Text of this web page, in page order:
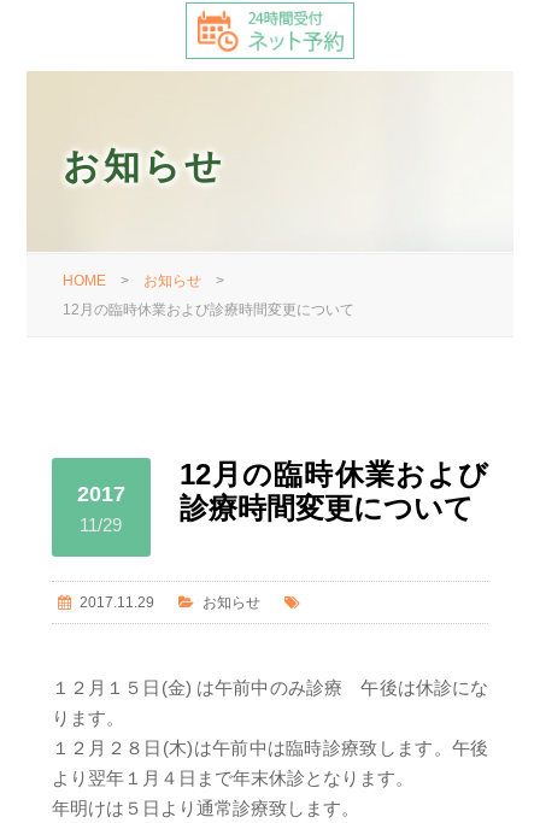
お知らせ
HOME > お知らせ >
12月の臨時休業および診療時間変更について
2017
11/29
12月の臨時休業および
診療時間変更について
2017.11.29 お知らせ
１２月１５日(金) は午前中のみ診療 午後は休診にな
ります。
１２月２８日(木)は午前中は臨時診療致します。午後
より翌年１月４日まで年末休診となります。
年明けは５日より通常診療致します。